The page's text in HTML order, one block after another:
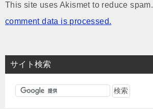
This site uses Akismet to reduce spam.
comment data is processed.
サイト検索